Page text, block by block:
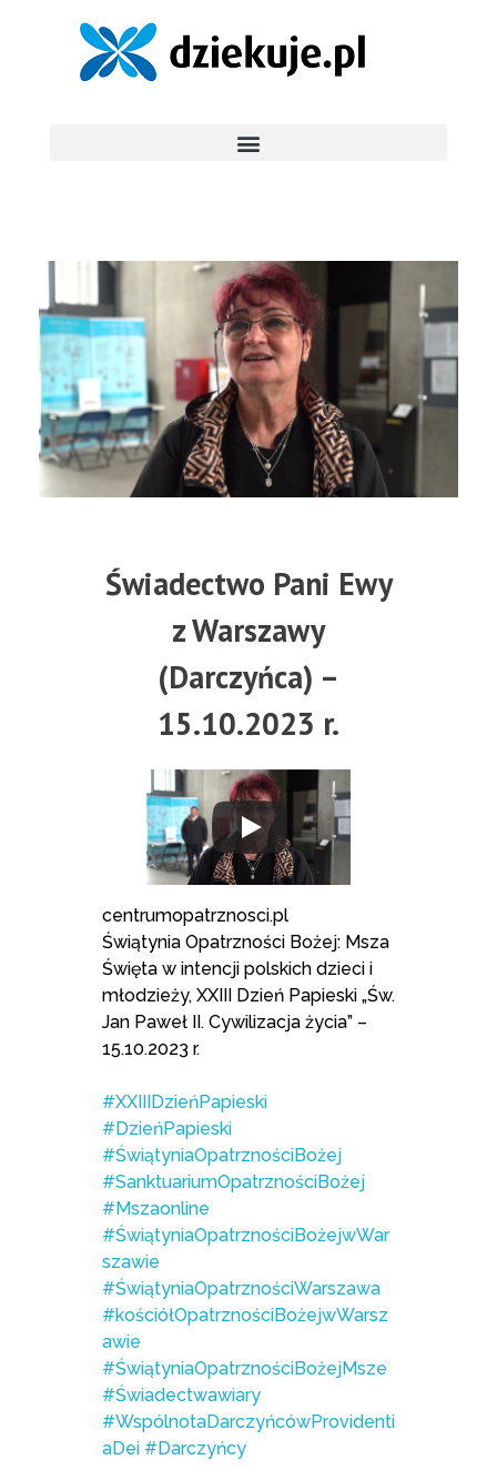
Świadectwo Pani Ewy
z Warszawy
(Darczyńca) –
15.10.2023 r.
centrumopatrznosci.pl
Świątynia Opatrzności Bożej: Msza
Święta w intencji polskich dzieci i
młodzieży, XXIII Dzień Papieski „Św.
Jan Paweł II. Cywilizacja życia” –
15.10.2023 r.
#XXIIIDzieńPapieski
#DzieńPapieski
#ŚwiątyniaOpatrznościBożej
#SanktuariumOpatrznościBożej
#Mszaonline
#ŚwiątyniaOpatrznościBożejwWar
szawie
#ŚwiątyniaOpatrznościWarszawa
#kościółOpatrznościBożejwWarsz
awie
#ŚwiątyniaOpatrznościBożejMsze
#Świadectwawiary
#WspólnotaDarczyńcówProvidenti
aDei #Darczyńcy